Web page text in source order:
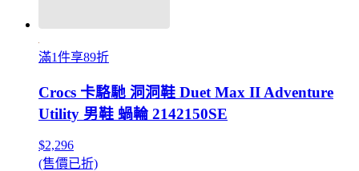
滿1件享89折
Crocs 卡駱馳 洞洞鞋 Duet Max II Adventure
Utility 男鞋 蝸輪 2142150SE
$2,296
(售價已折)